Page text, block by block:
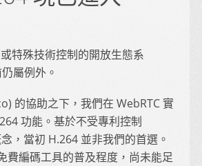
特殊技術控制的開放生態系
屬例外。
的協助之下，我們在 WebRTC 實
功能。基於不受專利控制
，當初 H.264 並非我們的首選。
費編碼工具的普及程度，尚未能足